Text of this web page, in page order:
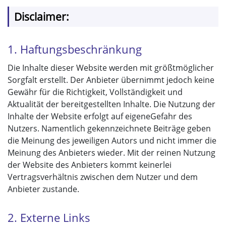
Disclaimer:
1. Haftungsbeschränkung
Die Inhalte dieser Website werden mit größtmöglicher
Sorgfalt erstellt. Der Anbieter übernimmt jedoch keine
Gewähr für die Richtigkeit, Vollständigkeit und
Aktualität der bereitgestellten Inhalte. Die Nutzung der
Inhalte der Website erfolgt auf eigeneGefahr des
Nutzers. Namentlich gekennzeichnete Beiträge geben
die Meinung des jeweiligen Autors und nicht immer die
Meinung des Anbieters wieder. Mit der reinen Nutzung
der Website des Anbieters kommt keinerlei
Vertragsverhältnis zwischen dem Nutzer und dem
Anbieter zustande.
2. Externe Links